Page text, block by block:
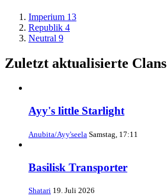
Imperium 13
Republik 4
Neutral 9
Zuletzt aktualisierte Clans
Ayy's little Starlight
Anubita/Ayy'seela Samstag, 17:11
Basilisk Transporter
Shatari 19. Juli 2026